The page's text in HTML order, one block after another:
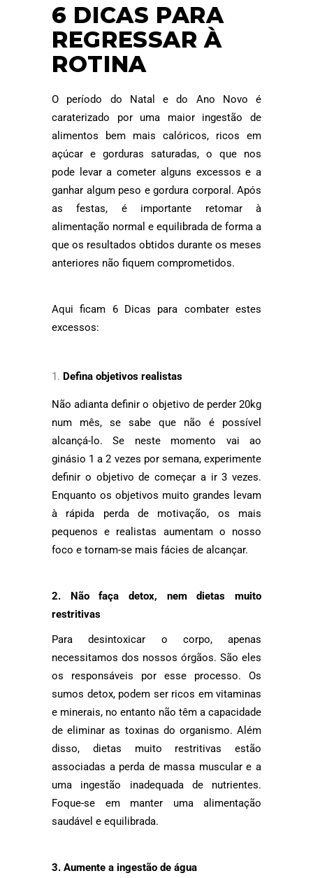
6 DICAS PARA
REGRESSAR À
ROTINA
O período do Natal e do Ano Novo é
caraterizado por uma maior ingestão de
alimentos bem mais calóricos, ricos em
açúcar e gorduras saturadas, o que nos
pode levar a cometer alguns excessos e a
ganhar algum peso e gordura corporal. Após
as festas, é importante retomar à
alimentação normal e equilibrada de forma a
que os resultados obtidos durante os meses
anteriores não fiquem comprometidos.
Aqui ficam 6 Dicas para combater estes
excessos:
Defina objetivos realistas
Não adianta definir o objetivo de perder 20kg
num mês, se sabe que não é possível
alcançá-lo. Se neste momento vai ao
ginásio 1 a 2 vezes por semana, experimente
definir o objetivo de começar a ir 3 vezes.
Enquanto os objetivos muito grandes levam
à rápida perda de motivação, os mais
pequenos e realistas aumentam o nosso
foco e tornam-se mais fácies de alcançar.
2. Não faça detox, nem dietas muito
restritivas
Para desintoxicar o corpo, apenas
necessitamos dos nossos órgãos. São eles
os responsáveis por esse processo. Os
sumos detox, podem ser ricos em vitaminas
e minerais, no entanto não têm a capacidade
de eliminar as toxinas do organismo. Além
disso, dietas muito restritivas estão
associadas a perda de massa muscular e a
uma ingestão inadequada de nutrientes.
Foque-se em manter uma alimentação
saudável e equilibrada.
3. Aumente a ingestão de água